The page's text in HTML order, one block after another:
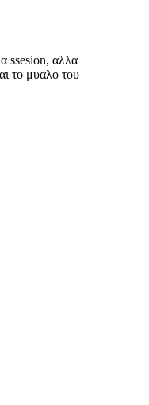
ssesion, αλλα
το μυαλο του